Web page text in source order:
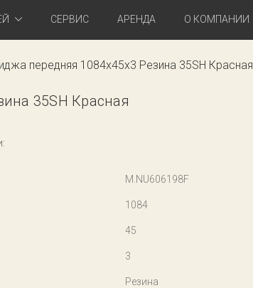
СЕРВИС АРЕНДА О КОМПАНИИ
передняя 1084x45x3 Резина 35SH Красная
35SH Красная
M.NU606198F
1084
45
3
Резина